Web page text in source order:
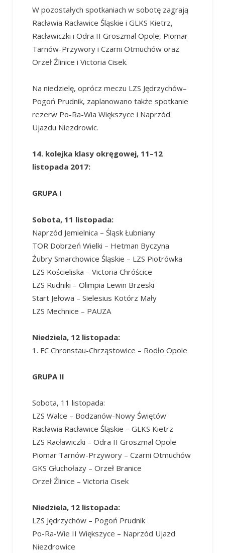
W pozostałych spotkaniach w sobotę zagrają
Racławia Racławice Śląskie i GLKS Kietrz,
Racławiczki i Odra II Groszmal Opole, Piomar
Tarnów-Przywory i Czarni Otmuchów oraz
Orzeł Źlinice i Victoria Cisek.
Na niedzielę, oprócz meczu LZS Jędrzychów–
Pogoń Prudnik, zaplanowano także spotkanie
rezerw Po-Ra-Wia Większyce i Naprzód
Ujazdu Niezdrowic.
14. kolejka klasy okręgowej, 11–12
listopada 2017:
GRUPA I
Sobota, 11 listopada:
Naprzód Jemielnica – Śląsk Łubniany
TOR Dobrzeń Wielki – Hetman Byczyna
Żubry Smarchowice Śląskie – LZS Piotrówka
LZS Kościeliska – Victoria Chróścice
LZS Rudniki – Olimpia Lewin Brzeski
Start Jełowa – Sielesius Kotórz Mały
LZS Mechnice – PAUZA
Niedziela, 12 listopada:
1. FC Chronstau-Chrząstowice – Rodło Opole
GRUPA II
Sobota, 11 listopada:
LZS Walce – Bodzanów-Nowy Świętów
Racławia Racławice Śląskie – GLKS Kietrz
LZS Racławiczki – Odra II Groszmal Opole
Piomar Tarnów-Przywory – Czarni Otmuchów
GKS Głuchołazy – Orzeł Branice
Orzeł Źlinice – Victoria Cisek
Niedziela, 12 listopada:
LZS Jędrzychów – Pogoń Prudnik
Po-Ra-Wie II Większyce – Naprzód Ujazd
Niezdrowice